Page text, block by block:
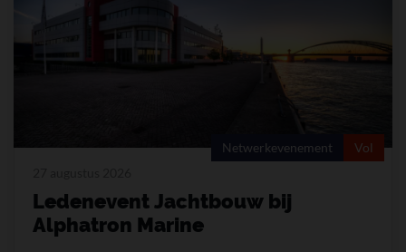
Netwerkevenement
Vol
Ledenevent Jachtbouw bij
Alphatron Marine